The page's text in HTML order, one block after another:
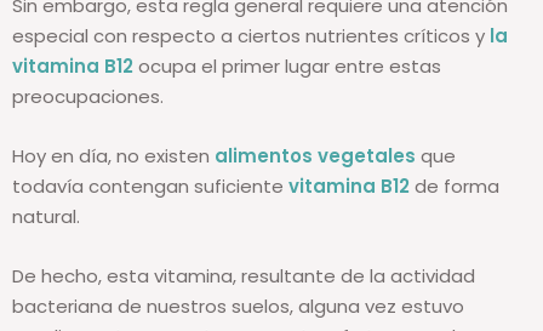
Sin embargo, esta regla general requiere una atención
especial con respecto a ciertos nutrientes críticos y
vitamina B12
ocupa el primer lugar entre estas
preocupaciones.
Hoy en día, no existen alimentos vegetales que
todavía contengan suficiente
De hecho, esta vitamina, resultante de la actividad